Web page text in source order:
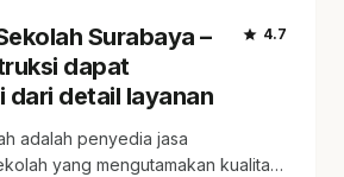
Surabaya –
dapat
dari detail layanan
star 4.7
adalah penyedia jasa
yang mengutamakan kualitas